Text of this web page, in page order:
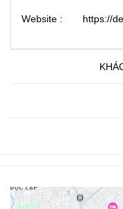
Website : https://